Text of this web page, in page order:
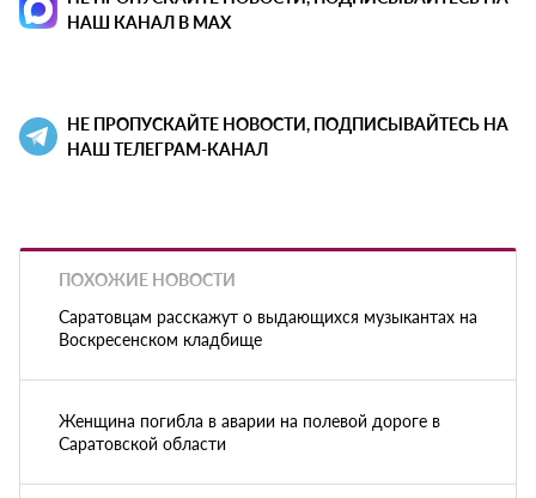
НАШ КАНАЛ В MAX
НЕ ПРОПУСКАЙТЕ НОВОСТИ, ПОДПИСЫВАЙТЕСЬ НА
НАШ ТЕЛЕГРАМ-КАНАЛ
ПОХОЖИЕ НОВОСТИ
Саратовцам расскажут о выдающихся музыкантах на
Воскресенском кладбище
Женщина погибла в аварии на полевой дороге в
Саратовской области